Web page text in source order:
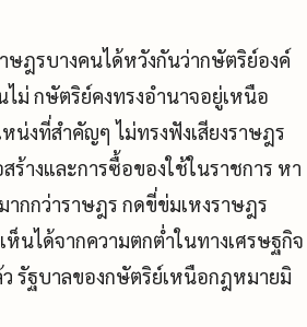
ฎรบางคนได้หวังกันว่ากษัตริย์องค์
ม่ กษัตริย์คงทรงอำนาจอยู่เหนือ
น่งที่สำคัญๆ ไม่ทรงฟังเสียงราษฎร
างและการซื้อของใช้ในราชการ หา
ากกว่าราษฎร กดขี่ข่มเหงราษฎร
นได้จากความตกต่ำในทางเศรษฐกิจ
รัฐบาลของกษัตริย์เหนือกฎหมายมิ